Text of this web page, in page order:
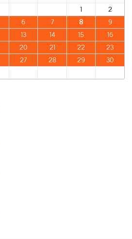
1
2
6 7 8
9
13 14 15
16
20 21 22
23
27 28 29
30